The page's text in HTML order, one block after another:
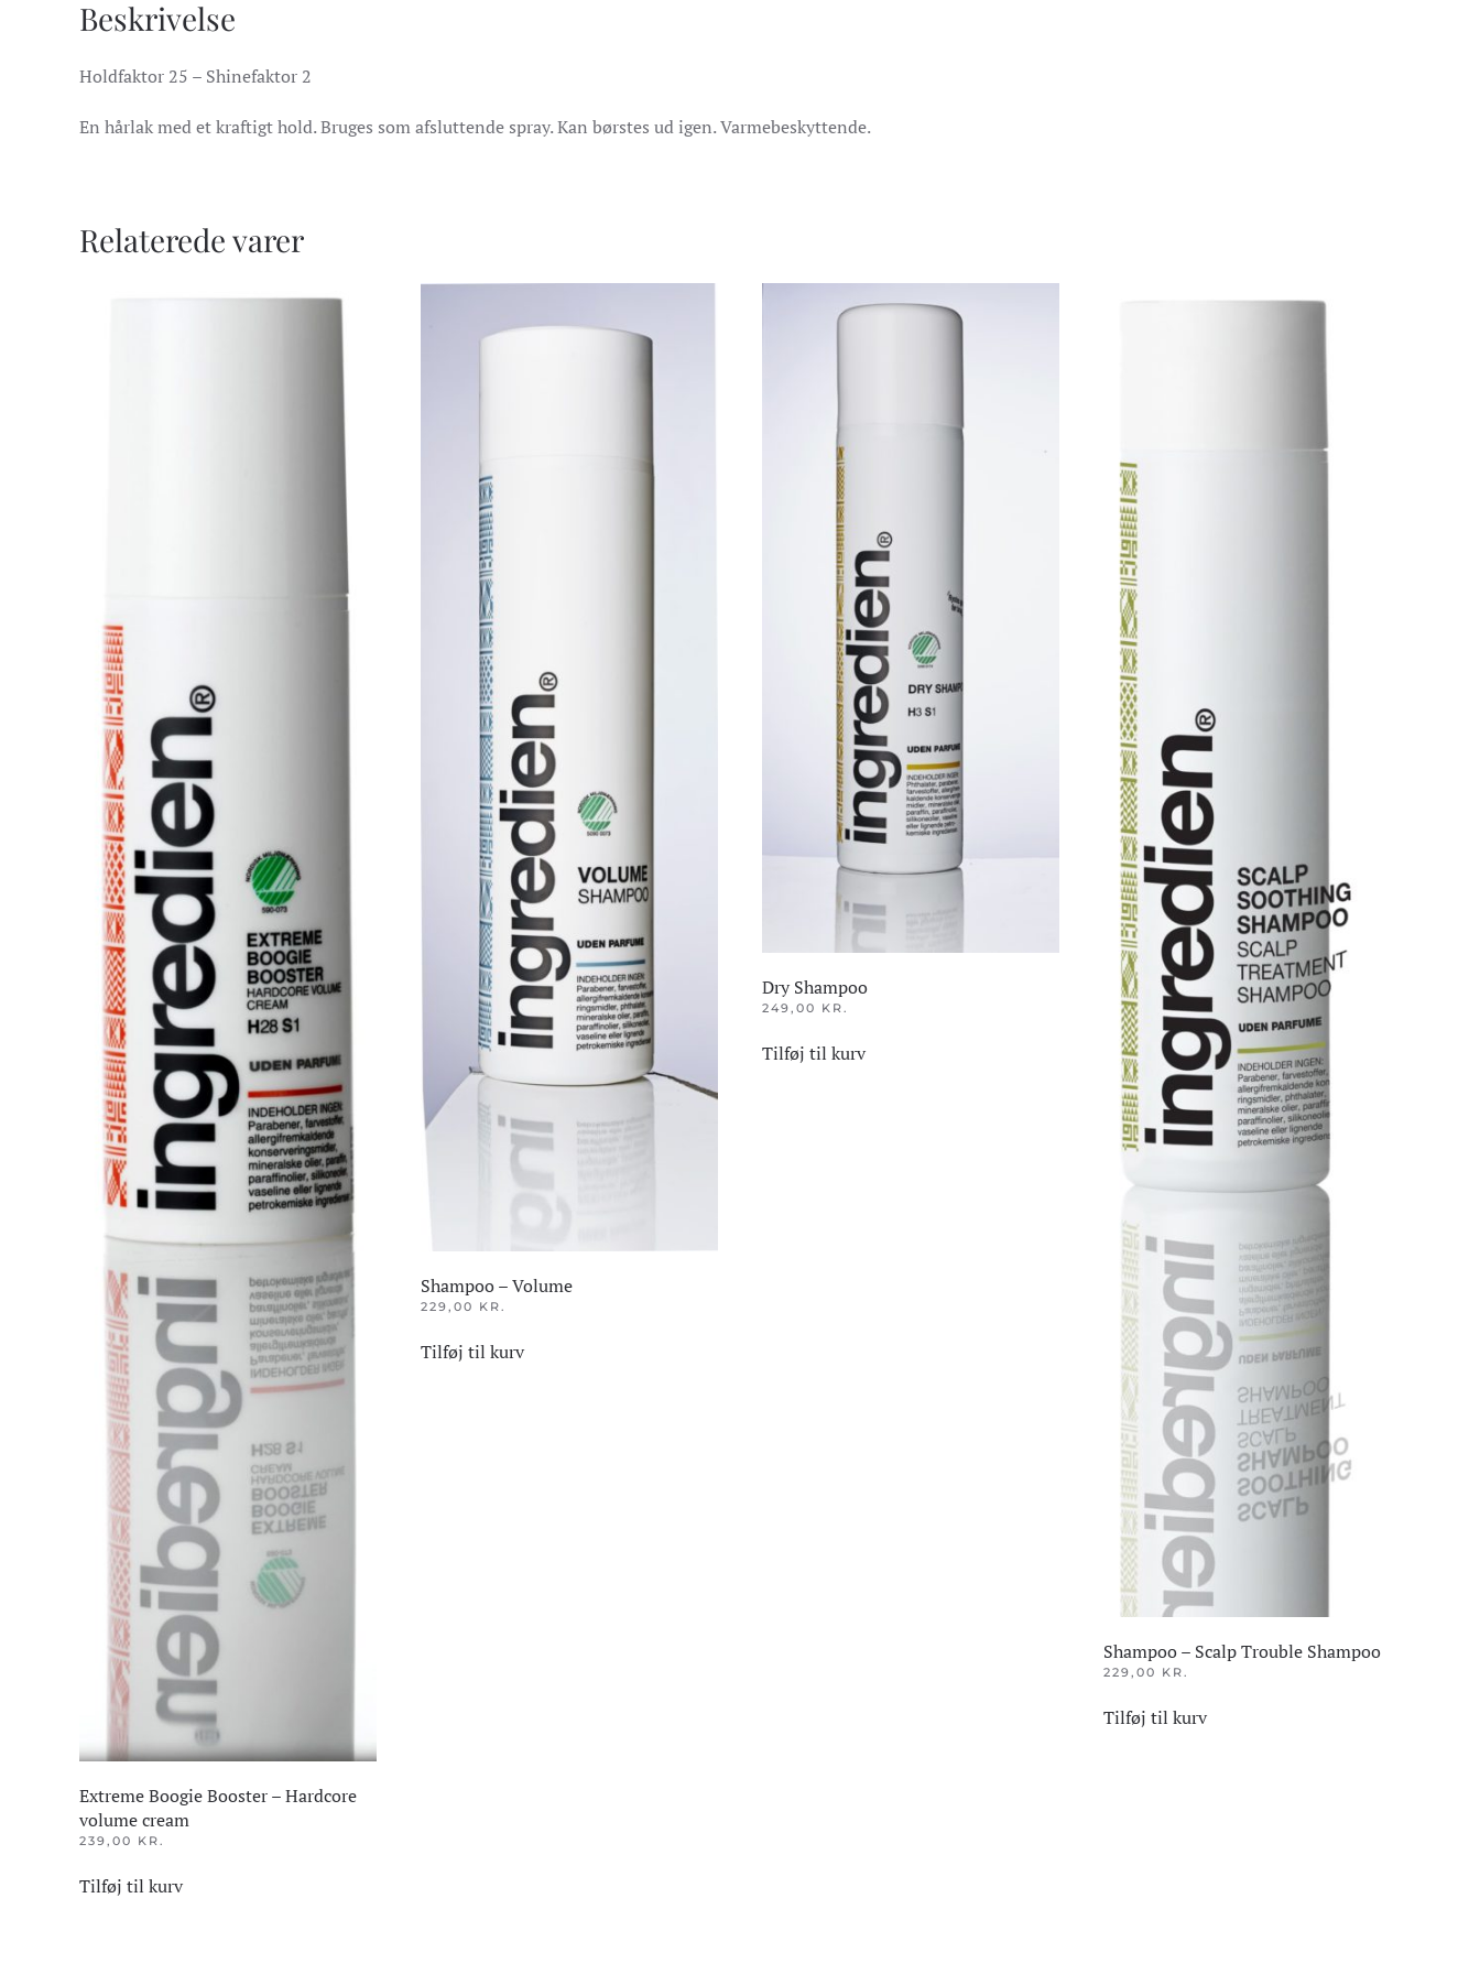
Beskrivelse
Holdfaktor 25 – Shinefaktor 2
En hårlak med et kraftigt hold. Bruges som afsluttende spray. Kan børstes ud igen. Varmebeskyttende.
Relaterede varer
Extreme Boogie Booster – Hardcore
volume cream
239,00 KR.
Tilføj til kurv
Shampoo – Volume
229,00 KR.
Tilføj til kurv
Dry Shampoo
249,00 KR.
Tilføj til kurv
Shampoo – Scalp Trouble Shampoo
229,00 KR.
Tilføj til kurv